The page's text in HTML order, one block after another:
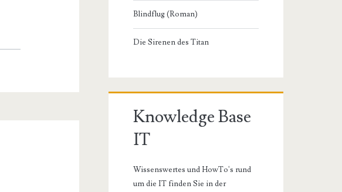
Blindflug (Roman)
Die Sirenen des Titan
Knowledge Base
IT
Wissenswertes und HowTo's rund
um die IT finden Sie in der